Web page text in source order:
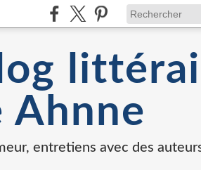
Ahnne
entretiens avec des